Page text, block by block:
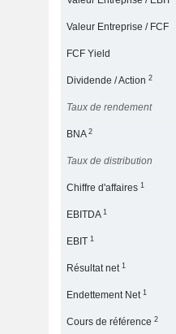
Valeur Entreprise / FCF
FCF Yield
Dividende / Action2
Taux de rendement
BNA2
Taux de distribution
Chiffre d'affaires1
EBITDA1
EBIT1
Résultat net1
Endettement Net1
Cours de référence2